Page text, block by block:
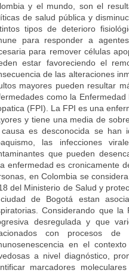
y el mundo, son el
de salud pública y
tipos de deterioro
para responder a
para remover células
estar favoreciendo el
de las alteraciones
mayores pueden resultar
como la
(FPI). La FPI es una
y tiene una media de
es desconocida se han
las infecciones
que pueden
enfermedad es cronicamente
en Colombia se
del Ministerio de Salud y
de Bogotá estan
Considerando que
desregulada y que
con procesos
en el
a nivel diagnóstico,
marcadores